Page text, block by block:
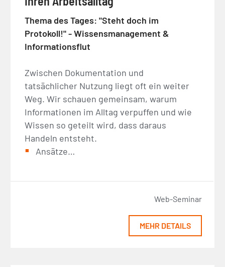
Thema des Tages: "Steht doch im
Protokoll!" - Wissensmanagement &
Informationsflut
Zwischen Dokumentation und
tatsächlicher Nutzung liegt oft ein weiter
Weg. Wir schauen gemeinsam, warum
Informationen im Alltag verpuffen und wie
Wissen so geteilt wird, dass daraus
Handeln entsteht.
Ansätze…
Web-Seminar
MEHR DETAILS